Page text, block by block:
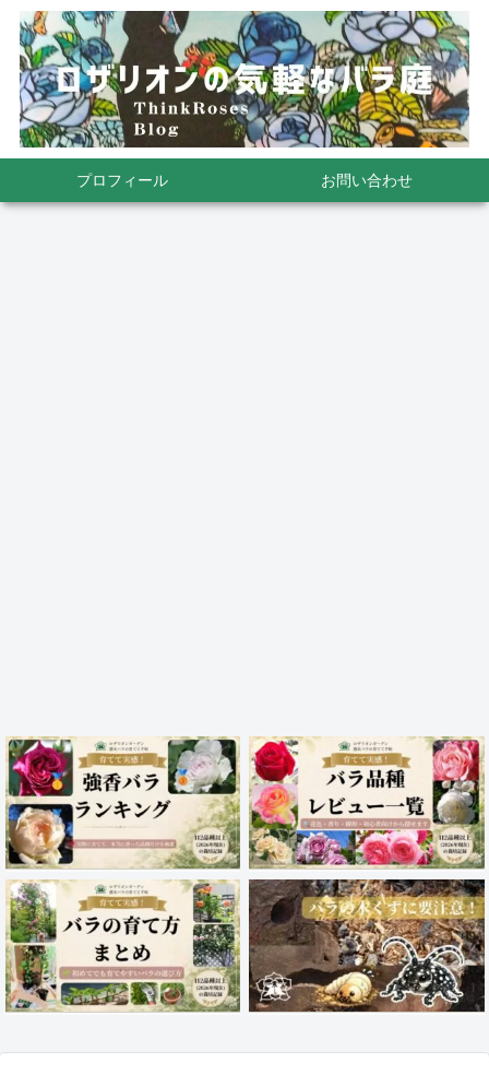
プロフィール お問い合わせ